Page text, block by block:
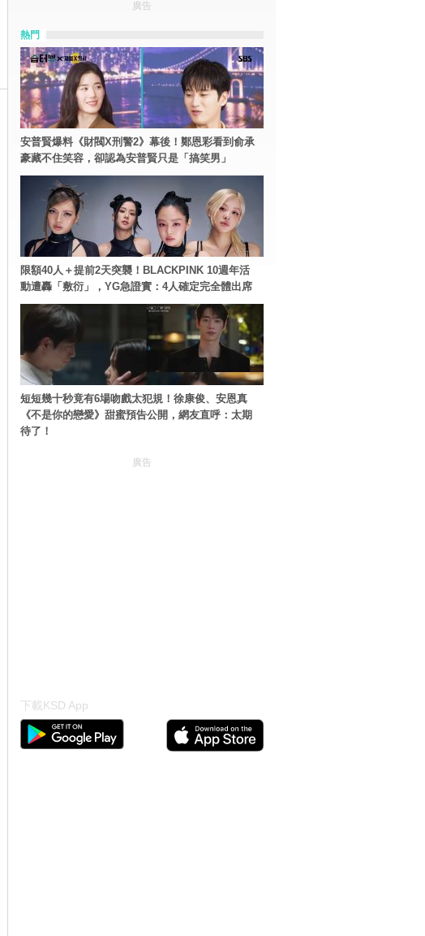
廣告
熱門
安普賢爆料《財閥X刑警2》幕後！鄭恩彩看到俞承
豪藏不住笑容，卻認為安普賢只是「搞笑男」
限額40人＋提前2天突襲！BLACKPINK 10週年活
動遭轟「敷衍」，YG急證實：4人確定完全體出席
短短幾十秒竟有6場吻戲太犯規！徐康俊、安恩真
《不是你的戀愛》甜蜜預告公開，網友直呼：太期
待了！
廣告
下載KSD App